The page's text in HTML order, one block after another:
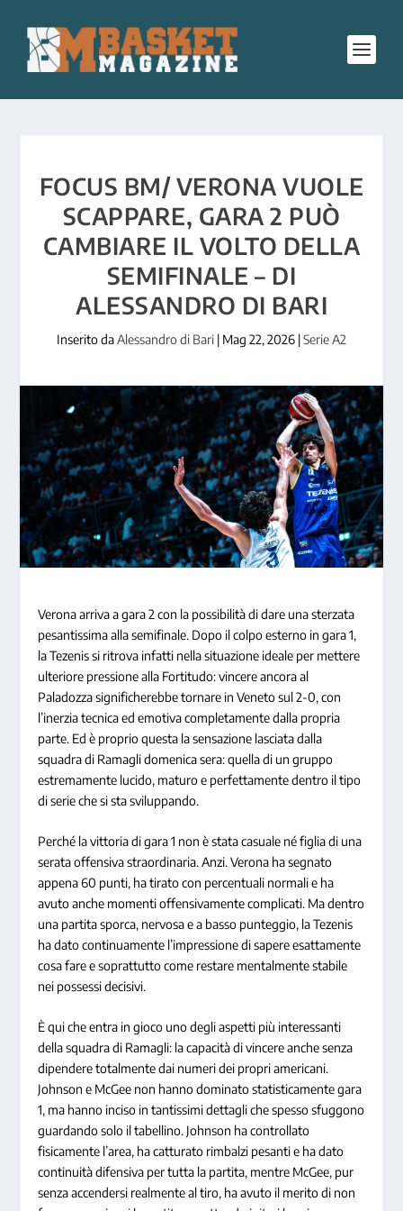
FOCUS BM/ VERONA VUOLE
SCAPPARE, GARA 2 PUÒ
CAMBIARE IL VOLTO DELLA
SEMIFINALE – DI
ALESSANDRO DI BARI
Inserito daAlessandro di Bari | Mag 22, 2026 |Serie A2
Verona arriva a gara 2 con la possibilità di dare una sterzata
pesantissima alla semifinale. Dopo il colpo esterno in gara 1,
la Tezenis si ritrova infatti nella situazione ideale per mettere
ulteriore pressione alla Fortitudo: vincere ancora al
Paladozza significherebbe tornare in Veneto sul 2-0, con
l’inerzia tecnica ed emotiva completamente dalla propria
parte. Ed è proprio questa la sensazione lasciata dalla
squadra di Ramagli domenica sera: quella di un gruppo
estremamente lucido, maturo e perfettamente dentro il tipo
di serie che si sta sviluppando.
Perché la vittoria di gara 1 non è stata casuale né figlia di una
serata offensiva straordinaria. Anzi. Verona ha segnato
appena 60 punti, ha tirato con percentuali normali e ha
avuto anche momenti offensivamente complicati. Ma dentro
una partita sporca, nervosa e a basso punteggio, la Tezenis
ha dato continuamente l’impressione di sapere esattamente
cosa fare e soprattutto come restare mentalmente stabile
nei possessi decisivi.
È qui che entra in gioco uno degli aspetti più interessanti
della squadra di Ramagli: la capacità di vincere anche senza
dipendere totalmente dai numeri dei propri americani.
Johnson e McGee non hanno dominato statisticamente gara
1, ma hanno inciso in tantissimi dettagli che spesso sfuggono
guardando solo il tabellino. Johnson ha controllato
fisicamente l’area, ha catturato rimbalzi pesanti e ha dato
continuità difensiva per tutta la partita, mentre McGee, pur
senza accendersi realmente al tiro, ha avuto il merito di non